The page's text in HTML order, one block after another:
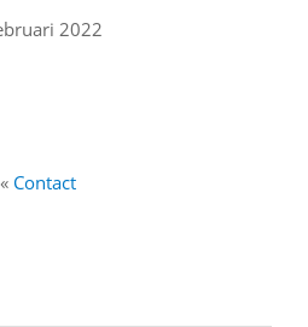
2022
« Contact